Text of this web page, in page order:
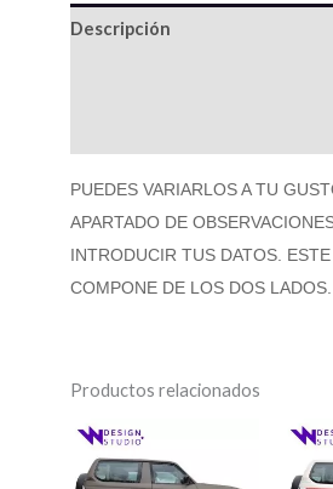
Descripción
PUEDES VARIARLOS A TU
APARTADO DE
INTRODUCIR TUS DATOS.
COMPONE DE LOS DOS LADOS.
Productos relacionados